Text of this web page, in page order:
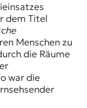
dem Titel
Menschen zu
die Räume
war die